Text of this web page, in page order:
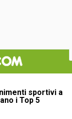
sportivi a
i Top 5